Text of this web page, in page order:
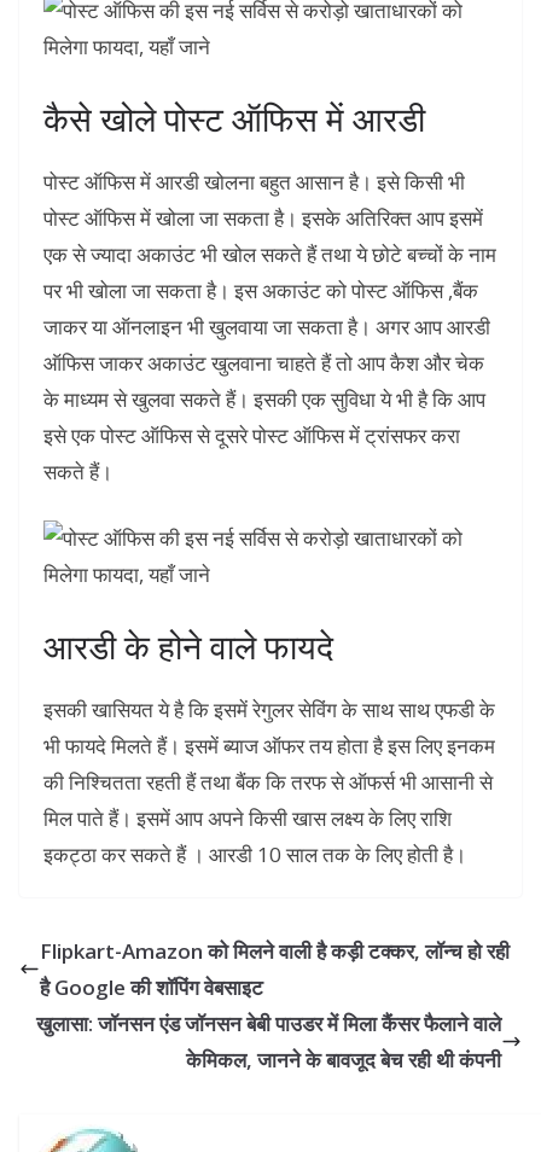
कैसे खोले पोस्ट ऑफिस में आरडी
पोस्ट ऑफिस में आरडी खोलना बहुत आसान है। इसे किसी भी
पोस्ट ऑफिस में खोला जा सकता है। इसके अतिरिक्त आप इसमें
एक से ज्यादा अकाउंट भी खोल सकते हैं तथा ये छोटे बच्चों के नाम
पर भी खोला जा सकता है। इस अकाउंट को पोस्ट ऑफिस ,बैंक
जाकर या ऑनलाइन भी खुलवाया जा सकता है। अगर आप आरडी
ऑफिस जाकर अकाउंट खुलवाना चाहते हैं तो आप कैश और चेक
के माध्यम से खुलवा सकते हैं। इसकी एक सुविधा ये भी है कि आप
इसे एक पोस्ट ऑफिस से दूसरे पोस्ट ऑफिस में ट्रांसफर करा
सकते हैं।
आरडी के होने वाले फायदे
इसकी खासियत ये है कि इसमें रेगुलर सेविंग के साथ साथ एफडी के
भी फायदे मिलते हैं। इसमें ब्याज ऑफर तय होता है इस लिए इनकम
की निश्चितता रहती हैं तथा बैंक कि तरफ से ऑफर्स भी आसानी से
मिल पाते हैं। इसमें आप अपने किसी खास लक्ष्य के लिए राशि
इकट्ठा कर सकते हैं । आरडी 10 साल तक के लिए होती है।
Flipkart-Amazon को मिलने वाली है कड़ी टक्कर, लॉन्च हो रही
है Google की शॉपिंग वेबसाइट
खुलासा: जॉनसन एंड जॉनसन बेबी पाउडर में मिला कैंसर फैलाने वाले
केमिकल, जानने के बावजूद बेच रही थी कंपनी